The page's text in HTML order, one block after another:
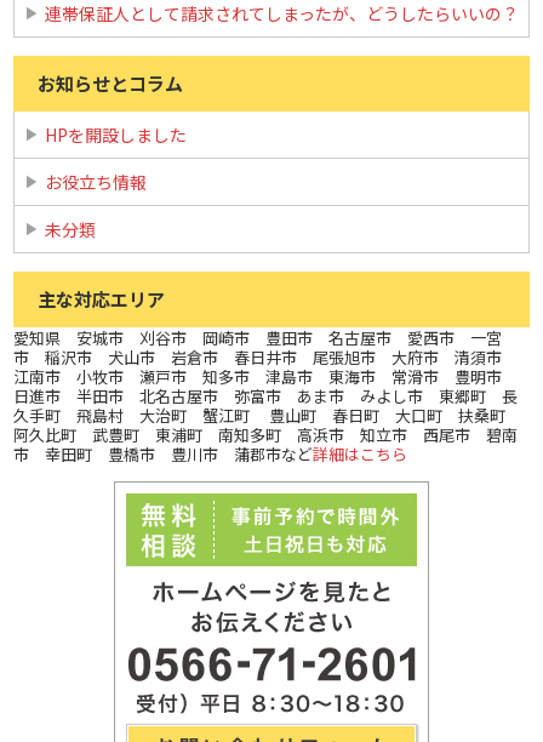
連帯保証人として請求されてしまったが、どうしたらいいの？
お知らせとコラム
HPを開設しました
お役立ち情報
未分類
主な対応エリア
愛知県 安城市 刈谷市 岡崎市 豊田市 名古屋市 愛西市 一宮
市 稲沢市 犬山市 岩倉市 春日井市 尾張旭市 大府市 清須市
江南市 小牧市 瀬戸市 知多市 津島市 東海市 常滑市 豊明市
日進市 半田市 北名古屋市 弥富市 あま市 みよし市 東郷町 長
久手町 飛島村 大治町 蟹江町 豊山町 春日町 大口町 扶桑町
阿久比町 武豊町 東浦町 南知多町 高浜市 知立市 西尾市 碧南
市 幸田町 豊橋市 豊川市 蒲郡市など詳細はこちら